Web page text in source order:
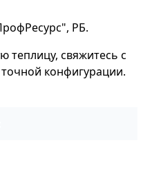
РБ.
теплицу, свяжитесь с
конфигурации.